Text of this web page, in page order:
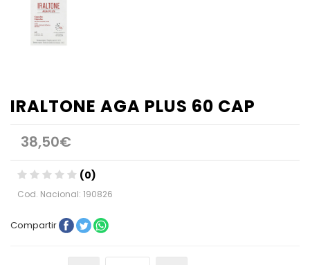
IRALTONE AGA PLUS 60 CAP
38,50€
(0)
Cod. Nacional: 190826
Compartir